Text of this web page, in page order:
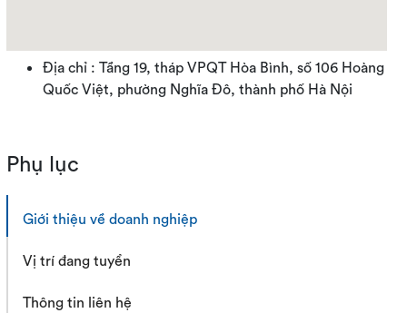
Địa chỉ : Tầng 19, tháp VPQT Hòa Bình, số 106 Hoàng
Quốc Việt, phường Nghĩa Đô, thành phố Hà Nội
Phụ lục
Giới thiệu về doanh nghiệp
Vị trí đang tuyển
Thông tin liên hệ